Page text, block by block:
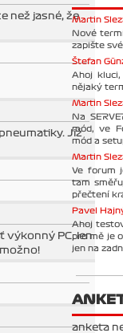
než jasné, že
Již
výkonný PC, len
Martin
Nové
zapište
Štefan
Ahoj
nějaký
Martin
Na
mód, ve
mód a
Martin
Ve forum
tam
přečtení
Pavel
Ahoj
pro mě je
jen na
anketa